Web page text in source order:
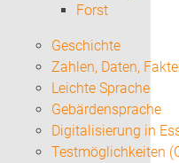
Forst
Geschichte
Zahlen, Daten,
Leichte Sprache
Gebärdensprache
Digitalisierung in
Testmöglichkeiten